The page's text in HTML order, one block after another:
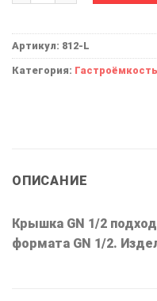
Артикул: 812-L
Категория: Гастроёмкость
ОПИСАНИЕ
Крышка GN 1/2
формата GN 1/2.